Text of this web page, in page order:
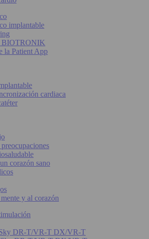
implantable
BIOTRONIK
la Patient App
cardiaca
corazón sano
y al corazón
DR-T/VR-T DX/VR-T